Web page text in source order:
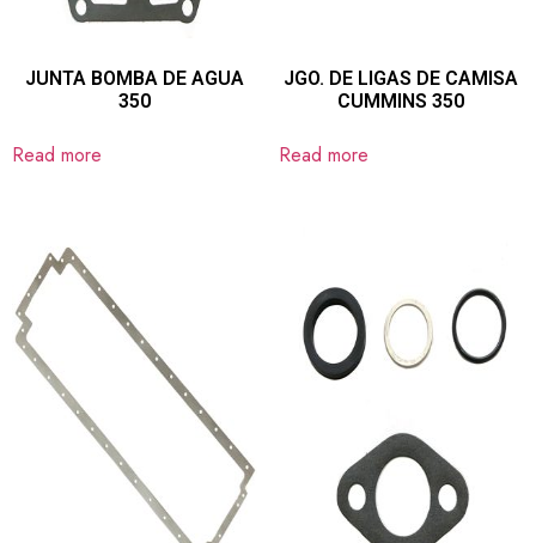
JUNTA BOMBA DE AGUA
350
Read more
JGO. DE LIGAS DE CAMISA
CUMMINS 350
Read more